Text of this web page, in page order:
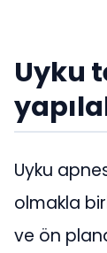
Uyku
Uyku
olmakla
ve ön